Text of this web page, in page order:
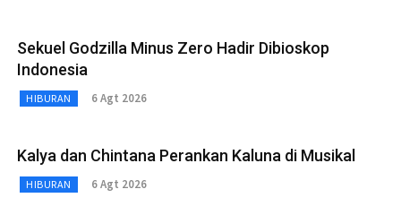
Sekuel Godzilla Minus Zero Hadir Dibioskop
Indonesia
HIBURAN 6 Agt 2026
Kalya dan Chintana Perankan Kaluna di Musikal
HIBURAN 6 Agt 2026